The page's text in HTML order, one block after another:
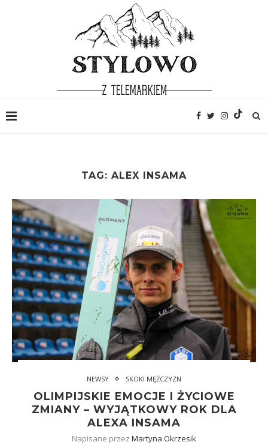
TAG: ALEX INSAMA
NEWSY SKOKI MĘŻCZYZN
OLIMPIJSKIE EMOCJE I ŻYCIOWE
ZMIANY – WYJĄTKOWY ROK DLA
ALEXA INSAMA
Napisane przez Martyna Okrzesik